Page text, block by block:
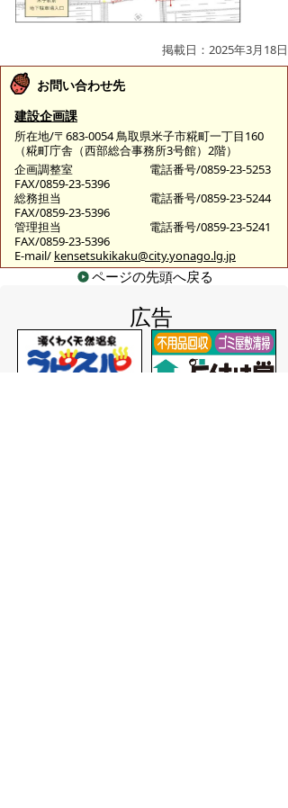
掲載日：2025年3月18日
お問い合わせ先
建設企画課
所在地/〒683-0054 鳥取県米子市糀町一丁目160
（糀町庁舎（西部総合事務所3号館）2階）
企画調整室
電話番号/0859-23-5253
FAX/0859-23-5396
総務担当
電話番号/0859-23-5244
FAX/0859-23-5396
管理担当
電話番号/0859-23-5241
FAX/0859-23-5396
E-mail/ kensetsukikaku@city.yonago.lg.jp
ページの先頭へ戻る
広告